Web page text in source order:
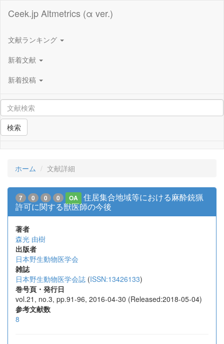
Ceek.jp Altmetrics (α ver.)
文献ランキング
新着文献
新着投稿
検索
ホーム 文献詳細
7 0 0 0 OA
住居集合地域等における麻酔銃猟
許可に関する獣医師の今後
著者
森光 由樹
出版者
日本野生動物医学会
雑誌
日本野生動物医学会誌 (ISSN:13426133)
巻号頁・発行日
vol.21, no.3, pp.91-96, 2016-04-30 (Released:2018-05-04)
参考文献数
8